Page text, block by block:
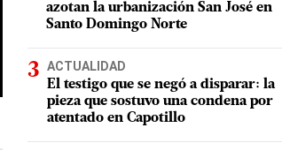
azotan la urbanización San José en
Santo Domingo Norte
ACTUALIDAD
El testigo que se negó a disparar: la
pieza que sostuvo una condena por
atentado en Capotillo